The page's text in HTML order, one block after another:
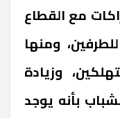
مع القطاع
ومنها
وزيادة
بأنه يوجد